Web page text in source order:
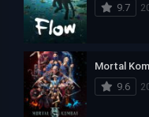
9.7
Mortal
9.6